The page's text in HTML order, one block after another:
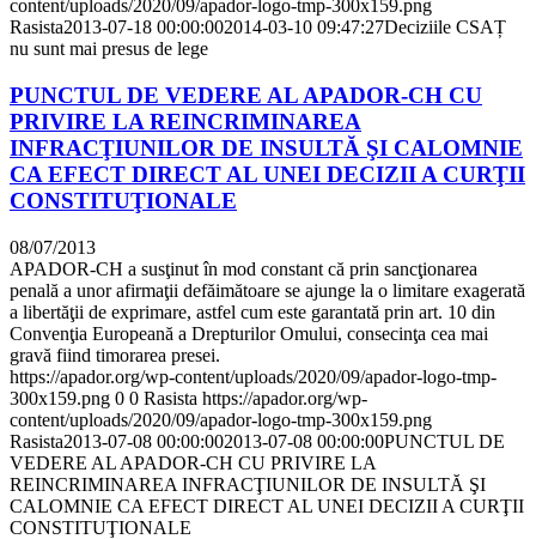
content/uploads/2020/09/apador-logo-tmp-300x159.png
Rasista2013-07-18 00:00:002014-03-10 09:47:27Deciziile CSAȚ
nu sunt mai presus de lege
PUNCTUL DE VEDERE AL APADOR-CH CU
PRIVIRE LA REINCRIMINAREA
INFRACŢIUNILOR DE INSULTĂ ŞI CALOMNIE
CA EFECT DIRECT AL UNEI DECIZII A CURŢII
CONSTITUŢIONALE
08/07/2013
APADOR-CH a susţinut în mod constant că prin sancţionarea
penală a unor afirmaţii defăimătoare se ajunge la o limitare exagerată
a libertăţii de exprimare, astfel cum este garantată prin art. 10 din
Convenţia Europeană a Drepturilor Omului, consecinţa cea mai
gravă fiind timorarea presei.
https://apador.org/wp-content/uploads/2020/09/apador-logo-tmp-
300x159.png 0 0 Rasista https://apador.org/wp-
content/uploads/2020/09/apador-logo-tmp-300x159.png
Rasista2013-07-08 00:00:002013-07-08 00:00:00PUNCTUL DE
VEDERE AL APADOR-CH CU PRIVIRE LA
REINCRIMINAREA INFRACŢIUNILOR DE INSULTĂ ŞI
CALOMNIE CA EFECT DIRECT AL UNEI DECIZII A CURŢII
CONSTITUŢIONALE